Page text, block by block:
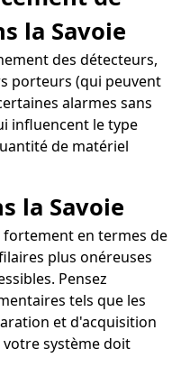
la Savoie
des détecteurs,
porteurs (qui peuvent
alarmes sans
influencent le type
de matériel
la Savoie
fortement en termes de
plus onéreuses
Pensez
tels que les
et d'acquisition
système doit